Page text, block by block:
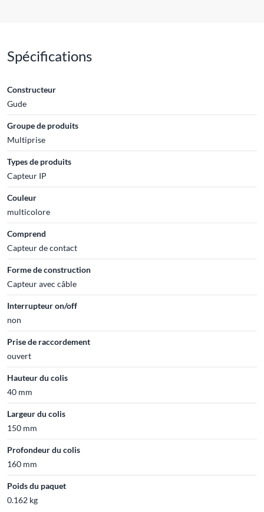
Spécifications
Constructeur
Gude
Groupe de produits
Multiprise
Types de produits
Capteur IP
Couleur
multicolore
Comprend
Capteur de contact
Forme de construction
Capteur avec câble
Interrupteur on/off
non
Prise de raccordement
ouvert
Hauteur du colis
40 mm
Largeur du colis
150 mm
Profondeur du colis
160 mm
Poids du paquet
0.162 kg